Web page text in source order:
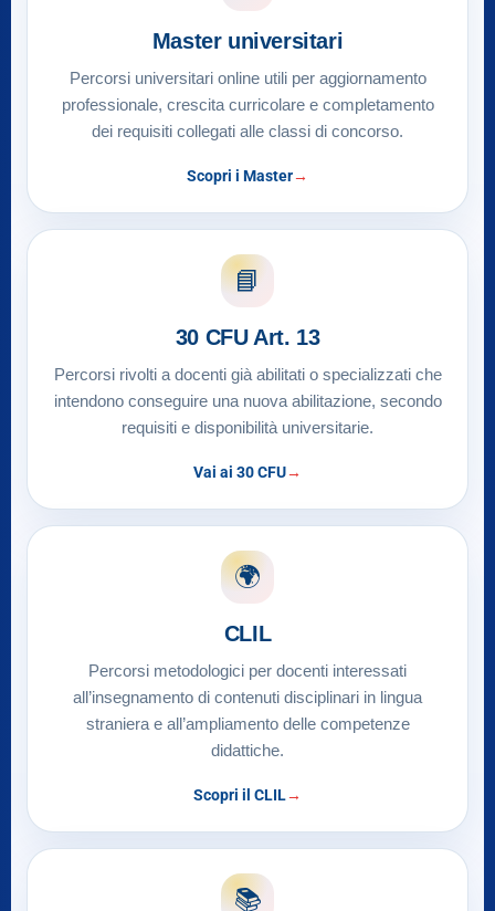
Master universitari
Percorsi universitari online utili per aggiornamento
professionale, crescita curricolare e completamento
dei requisiti collegati alle classi di concorso.
Scopri i Master
📘
30 CFU Art. 13
Percorsi rivolti a docenti già abilitati o specializzati che
intendono conseguire una nuova abilitazione, secondo
requisiti e disponibilità universitarie.
Vai ai 30 CFU
🌍
CLIL
Percorsi metodologici per docenti interessati
all’insegnamento di contenuti disciplinari in lingua
straniera e all’ampliamento delle competenze
didattiche.
Scopri il CLIL
📚